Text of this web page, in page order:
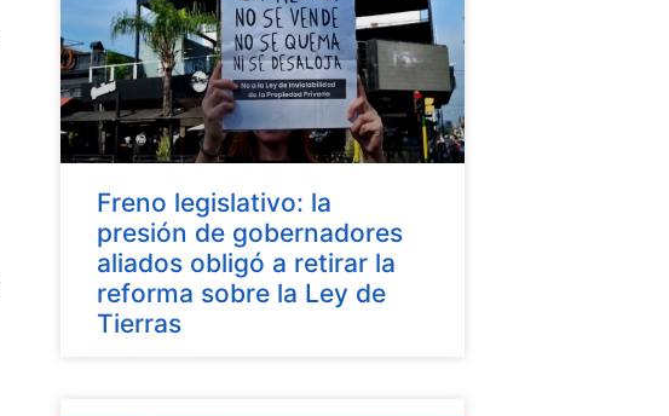
Freno legislativo: la
presión de gobernadores
aliados obligó a retirar la
reforma sobre la Ley de
Tierras